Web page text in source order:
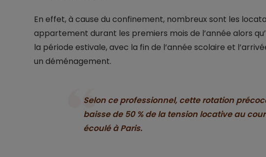
En effet, à cause du confinement, nombreux sont les
appartement durant les premiers mois de l’année alors
la période estivale, avec la fin de l’année scolaire et
un déménagement.
Selon ce professionnel, cette rotation
baisse de 50 % de la tension locative au
écoulé à Paris.